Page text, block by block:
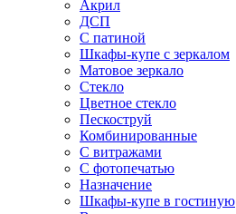
Акрил
ДСП
С патиной
Шкафы-купе с зеркалом
Матовое зеркало
Стекло
Цветное стекло
Пескоструй
Комбинированные
С витражами
С фотопечатью
Назначение
Шкафы-купе в гостиную